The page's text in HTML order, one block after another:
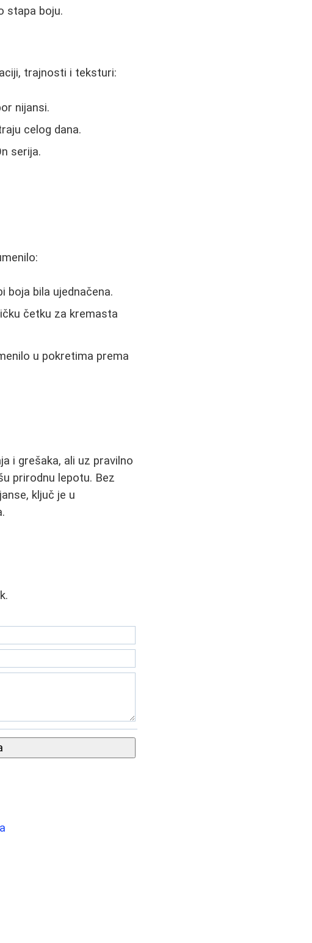
stapa boju.
trajnosti i teksturi:
nijansi.
celog dana.
serija.
boja bila ujednačena.
četku za kremasta
u pokretima prema
i grešaka, ali uz pravilno
prirodnu lepotu. Bez
ključ je u